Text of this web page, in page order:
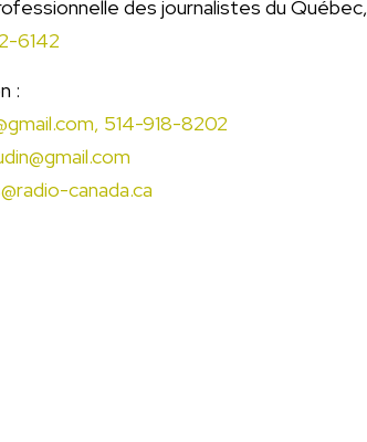
des journalistes du Québec,
6142
:
514-918-8202
canada.ca